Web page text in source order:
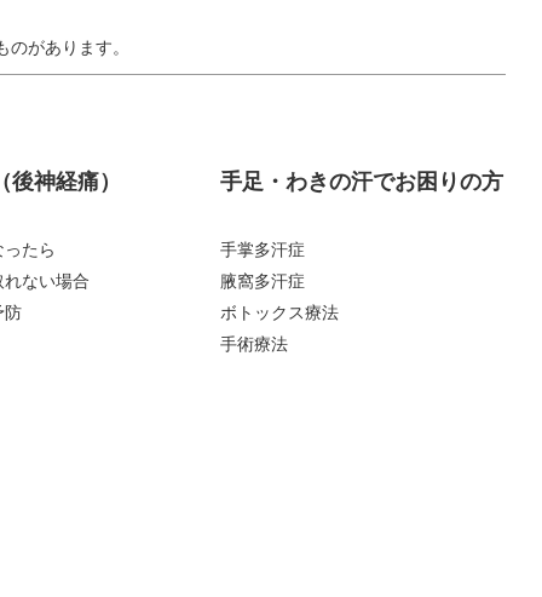
があります。
神経痛）
たら
ない場合
防
手足・わきの汗でお困りの方
手掌多汗症
腋窩多汗症
ボトックス療法
手術療法